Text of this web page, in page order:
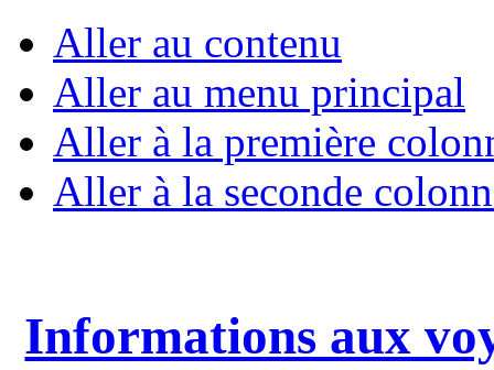
Aller au contenu
Aller au menu principal
Aller à la première
Aller à la seconde
Informations aux